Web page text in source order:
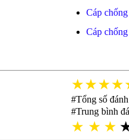
Cáp
Cáp
#Tổng số
#Trung bình
★ ★ ★